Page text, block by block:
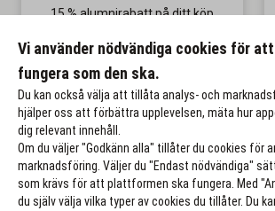
15 % alumnirabatt på ditt köp
Till rabatten
Vi använder nödvändiga cookies för
fungera som den ska.
Du kan också välja att tillåta analys- och
hjälper oss att förbättra upplevelsen, mäta hur
dig relevant innehåll.
Om du väljer "Godkänn alla" tillåter du cookies för
marknadsföring. Väljer du "Endast nödvändiga"
som krävs för att plattformen ska fungera. Med
du själv välja vilka typer av cookies du tillåter. Du